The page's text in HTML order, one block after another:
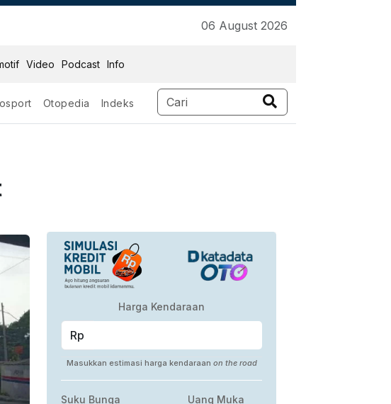
06 August 2026
Video Podcast Info
Otopedia Indeks